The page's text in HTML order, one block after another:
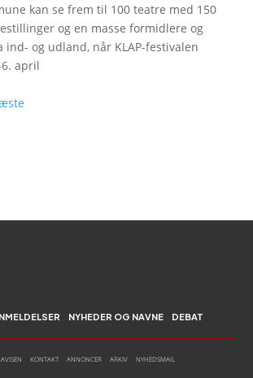
kan se frem til 100 teatre med 150
og en masse formidlere og
og udland, når KLAP-festivalen
april
NYHEDER OG NAVNE DEBAT
KONTAKT ANNONCER ARKIV NYHEDSMAIL